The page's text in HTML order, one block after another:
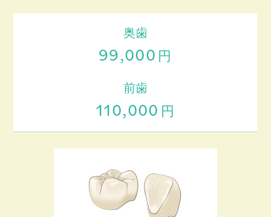
奥歯
99,000 円
前歯
110,000 円